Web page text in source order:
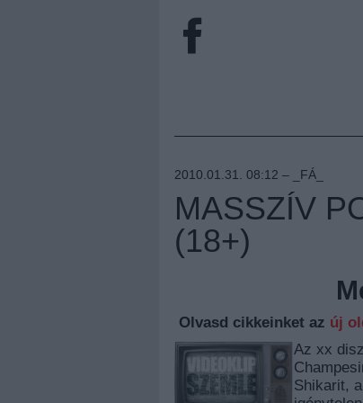
2010.01.31. 08:12 – _FÁ_
MASSZÍV
(18+)
Olvasd cikkeinket az új
Az xx
Shikarit,